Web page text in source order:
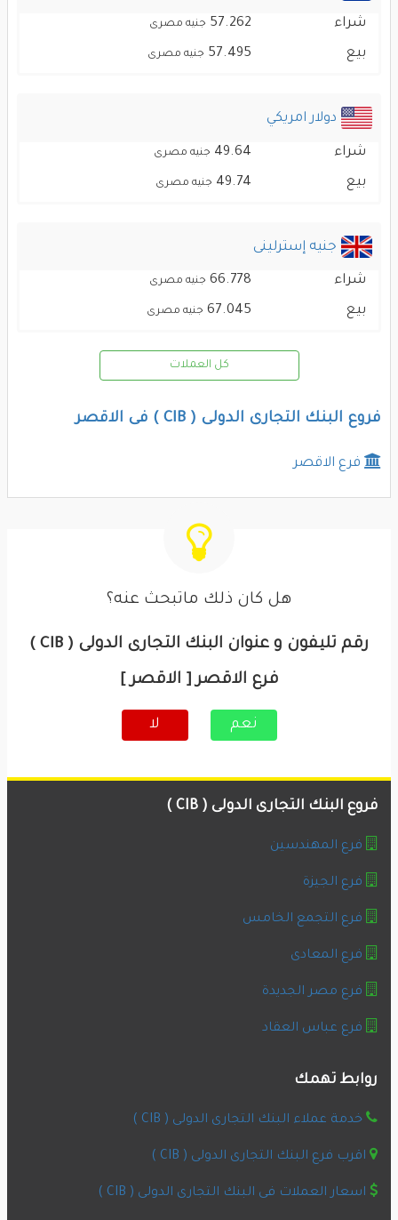
شراء 57.262 جنيه مصرى
بيع 57.495 جنيه مصرى
دولار امريكي
شراء 49.64 جنيه مصرى
بيع 49.74 جنيه مصرى
جنيه إسترلينى
شراء 66.778 جنيه مصرى
بيع 67.045 جنيه مصرى
كل العملات
فروع البنك التجارى الدولى ( CIB ) فى الاقصر
فرع الاقصر
هل كان ذلك ماتبحث عنه؟
رقم تليفون و عنوان البنك التجارى الدولى ( CIB )
فرع الاقصر [ الاقصر ]
نعم لا
فروع البنك التجارى الدولى ( CIB )
فرع المهندسين
فرع الجيزة
فرع التجمع الخامس
فرع المعادى
فرع مصر الجديدة
فرع عباس العقاد
روابط تهمك
خدمة عملاء البنك التجارى الدولى ( CIB )
اقرب فرع البنك التجارى الدولى ( CIB )
اسعار العملات فى البنك التجارى الدولى ( CIB )